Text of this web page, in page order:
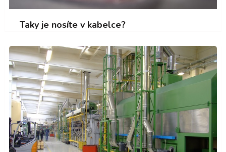
Taky je nosíte v kabelce?